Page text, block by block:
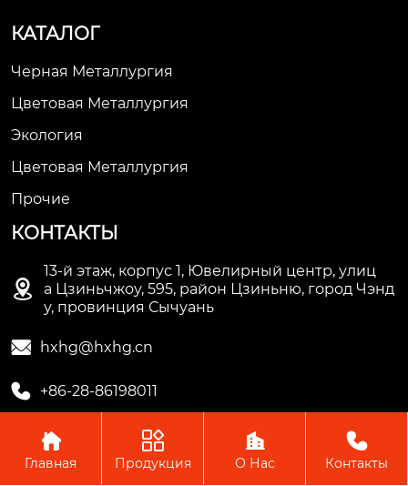
КАТАЛОГ
Черная Металлургия
Цветовая Металлургия
Экология
Цветовая Металлургия
Прочие
КОНТАКТЫ

13-й этаж, корпус 1, Ювелирный центр, улиц
а Цзиньчжоу, 595, район Цзиньню, город Чэнд
у, провинция Сычуань
 hxhg@hxhg.cn
 +86-28-86198011
Copyright © ООО Чэнду Ичжи Технолоджи

Главная

Продукция

О Нас

Контакты
Пожалуйста, оставьте нам сообщение